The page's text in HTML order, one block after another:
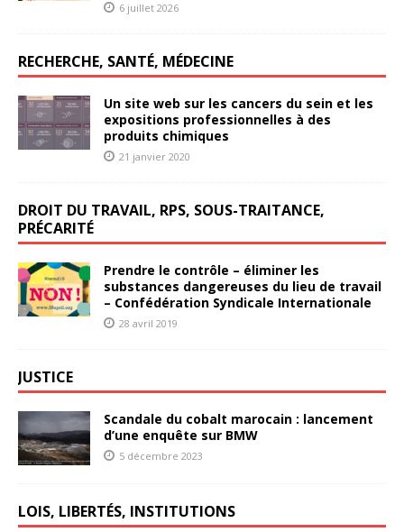
6 juillet 2026
RECHERCHE, SANTÉ, MÉDECINE
Un site web sur les cancers du sein et les
expositions professionnelles à des
produits chimiques
21 janvier 2020
DROIT DU TRAVAIL, RPS, SOUS-TRAITANCE,
PRÉCARITÉ
Prendre le contrôle – éliminer les
substances dangereuses du lieu de travail
– Confédération Syndicale Internationale
28 avril 2019
JUSTICE
Scandale du cobalt marocain : lancement
d’une enquête sur BMW
5 décembre 2023
LOIS, LIBERTÉS, INSTITUTIONS